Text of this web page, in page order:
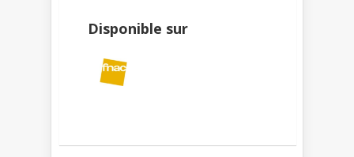
Disponible sur